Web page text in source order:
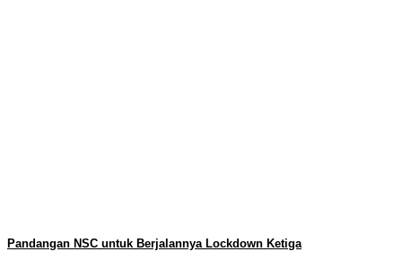
Pandangan NSC untuk Berjalannya Lockdown Ketiga